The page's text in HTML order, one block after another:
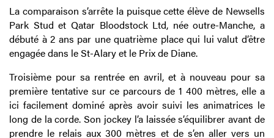
La comparaison s’arrête la puisque cette élève de Newsells
Park Stud et Qatar Bloodstock Ltd, née outre-Manche, a
débuté à 2 ans par une quatrième place qui lui valut d’être
engagée dans le St-Alary et le Prix de Diane.
Troisième pour sa rentrée en avril, et à nouveau pour sa
première tentative sur ce parcours de 1 400 mètres, elle a
ici facilement dominé après avoir suivi les animatrices le
long de la corde. Son jockey l’a laissée s’équilibrer avant de
prendre le relais aux 300 mètres et de s’en aller vers un